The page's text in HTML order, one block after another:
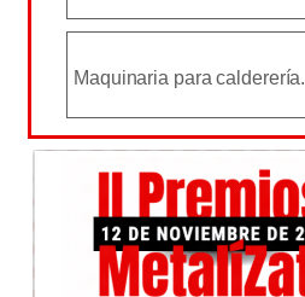
Maquinaria para calderería.